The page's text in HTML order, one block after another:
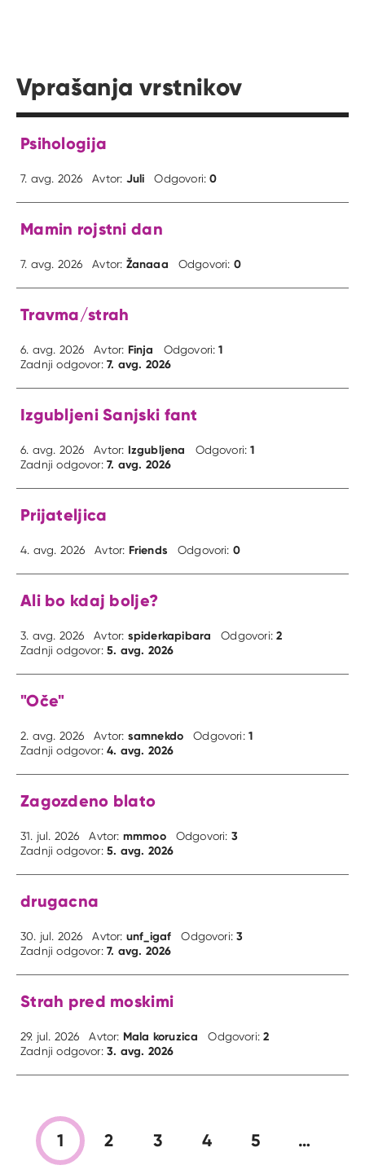
Vprašanja vrstnikov
Psihologija
7. avg. 2026 Avtor: Juli Odgovori:0
Mamin rojstni dan
7. avg. 2026 Avtor: Žanaaa Odgovori: 0
Travma/strah
6. avg. 2026 Avtor: Finja Odgovori:1
Zadnji odgovor:7. avg. 2026
Izgubljeni Sanjski fant
6. avg. 2026 Avtor: Izgubljena Odgovori:1
Zadnji odgovor:7. avg. 2026
Prijateljica
4. avg. 2026 Avtor: Friends Odgovori: 0
Ali bo kdaj bolje?
3. avg. 2026 Avtor: spiderkapibara Odgovori:2
Zadnji odgovor:5. avg. 2026
"Oče"
2. avg. 2026 Avtor: samnekdo Odgovori:1
Zadnji odgovor:4. avg. 2026
Zagozdeno blato
31. jul. 2026 Avtor: mmmoo Odgovori: 3
Zadnji odgovor:5. avg. 2026
drugacna
30. jul. 2026 Avtor: unf_igaf Odgovori:3
Zadnji odgovor:7. avg. 2026
Strah pred moskimi
29. jul. 2026 Avtor: Mala koruzica Odgovori:2
Zadnji odgovor:3. avg. 2026
1 2 3 4 5 …